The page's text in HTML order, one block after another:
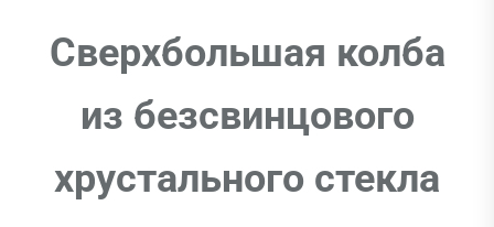
Сверхбольшая колба
из безсвинцового
хрустального стекла